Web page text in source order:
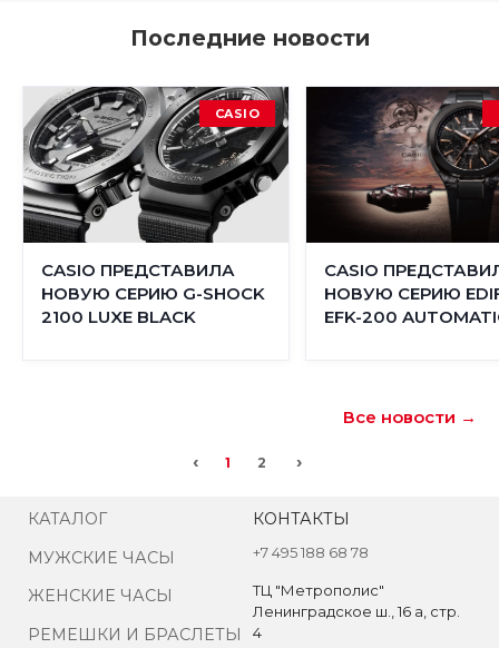
Последние новости
CASIO
CASIO ПРЕДСТАВИЛА
НОВУЮ СЕРИЮ G-SHOCK
2100 LUXE BLACK
CASIO
НОВУЮ СЕРИЮ
EFK-200
Все новости →
‹ 1 2 ›
КАТАЛОГ
МУЖСКИЕ ЧАСЫ
ЖЕНСКИЕ ЧАСЫ
РЕМЕШКИ И БРАСЛЕТЫ
КОНТАКТЫ
+7 495 188 68 78
ТЦ "Метрополис"
Ленинградское ш., 16 а, стр.
4